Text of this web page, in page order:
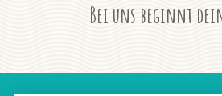
Bei uns beginnt